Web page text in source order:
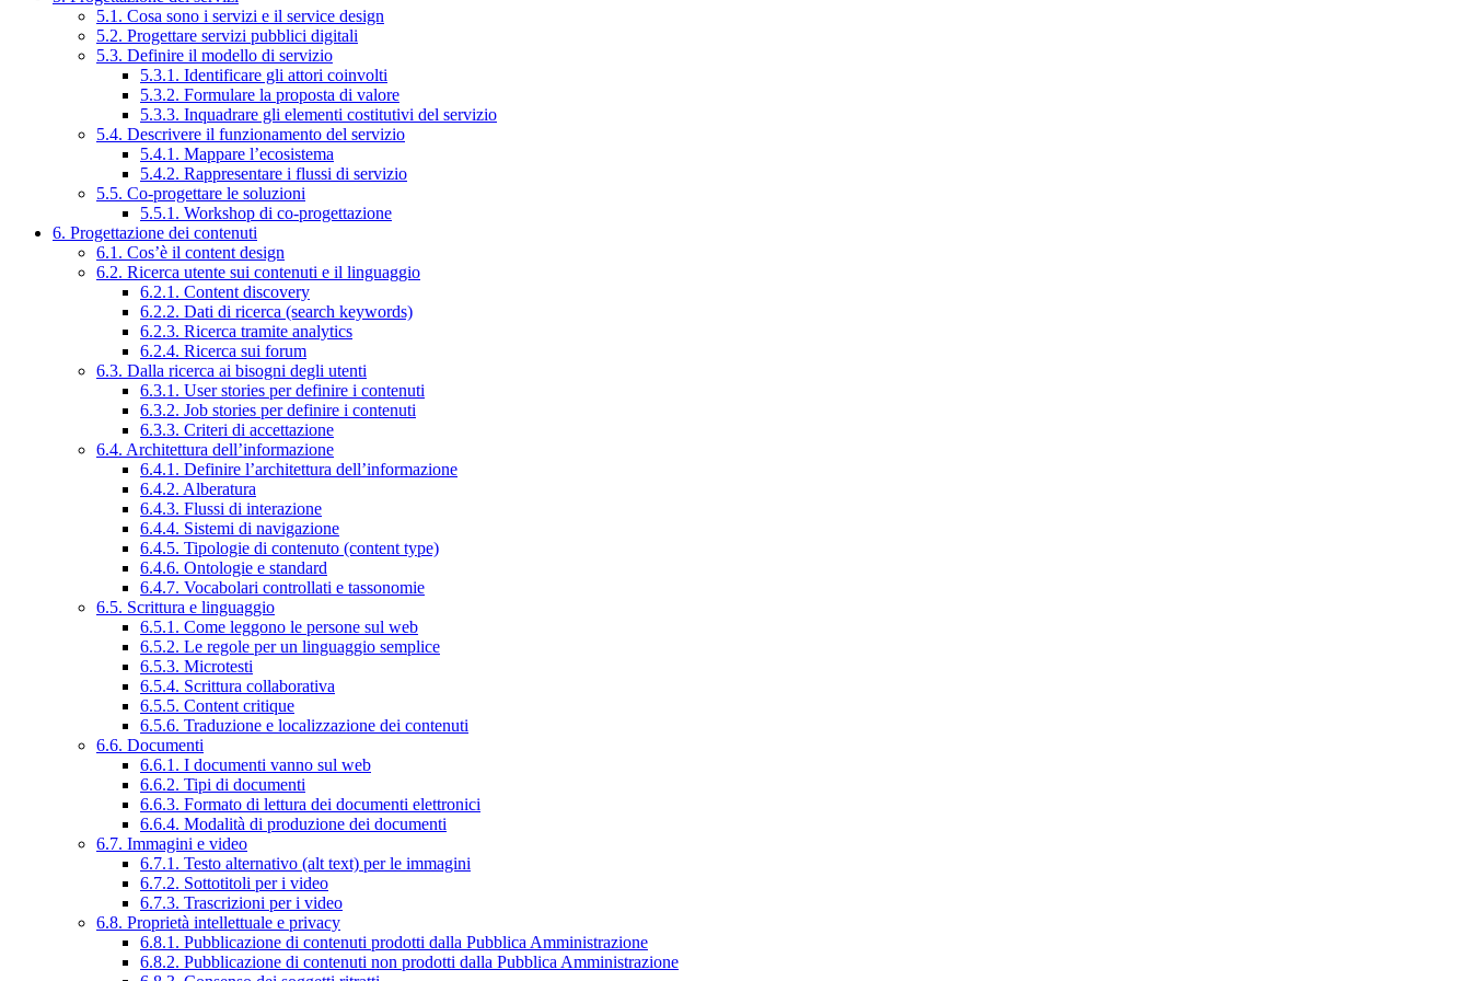
5.1. Cosa sono i servizi e il service design
5.2. Progettare servizi pubblici digitali
5.3. Definire il modello di servizio
5.3.1. Identificare gli attori coinvolti
5.3.2. Formulare la proposta di valore
5.3.3. Inquadrare gli elementi costitutivi del servizio
5.4. Descrivere il funzionamento del servizio
5.4.1. Mappare l’ecosistema
5.4.2. Rappresentare i flussi di servizio
5.5. Co-progettare le soluzioni
5.5.1. Workshop di co-progettazione
6. Progettazione dei contenuti
6.1. Cos’è il content design
6.2. Ricerca utente sui contenuti e il linguaggio
6.2.1. Content discovery
6.2.2. Dati di ricerca (search keywords)
6.2.3. Ricerca tramite analytics
6.2.4. Ricerca sui forum
6.3. Dalla ricerca ai bisogni degli utenti
6.3.1. User stories per definire i contenuti
6.3.2. Job stories per definire i contenuti
6.3.3. Criteri di accettazione
6.4. Architettura dell’informazione
6.4.1. Definire l’architettura dell’informazione
6.4.2. Alberatura
6.4.3. Flussi di interazione
6.4.4. Sistemi di navigazione
6.4.5. Tipologie di contenuto (content type)
6.4.6. Ontologie e standard
6.4.7. Vocabolari controllati e tassonomie
6.5. Scrittura e linguaggio
6.5.1. Come leggono le persone sul web
6.5.2. Le regole per un linguaggio semplice
6.5.3. Microtesti
6.5.4. Scrittura collaborativa
6.5.5. Content critique
6.5.6. Traduzione e localizzazione dei contenuti
6.6. Documenti
6.6.1. I documenti vanno sul web
6.6.2. Tipi di documenti
6.6.3. Formato di lettura dei documenti elettronici
6.6.4. Modalità di produzione dei documenti
6.7. Immagini e video
6.7.1. Testo alternativo (alt text) per le immagini
6.7.2. Sottotitoli per i video
6.7.3. Trascrizioni per i video
6.8. Proprietà intellettuale e privacy
6.8.1. Pubblicazione di contenuti prodotti dalla Pubblica Amministrazione
6.8.2. Pubblicazione di contenuti non prodotti dalla Pubblica Amministrazione